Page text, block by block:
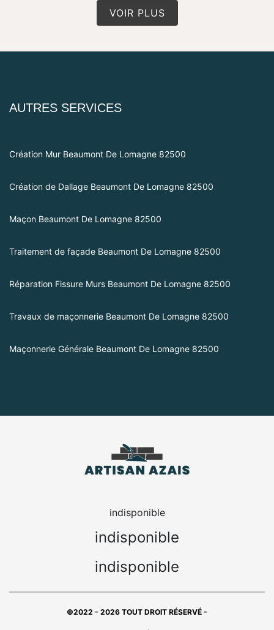
VOIR PLUS
AUTRES SERVICES
Création Mur Beaumont De Lomagne 82500
Création de Dallage Beaumont De Lomagne 82500
Maçon Beaumont De Lomagne 82500
Traitement de façade Beaumont De Lomagne 82500
Réparation Fissure Murs Beaumont De Lomagne 82500
Travaux de maçonnerie Beaumont De Lomagne 82500
Maçonnerie Générale Beaumont De Lomagne 82500
indisponible
indisponible
indisponible
©2022 - 2026 TOUT DROIT RÉSERVÉ -